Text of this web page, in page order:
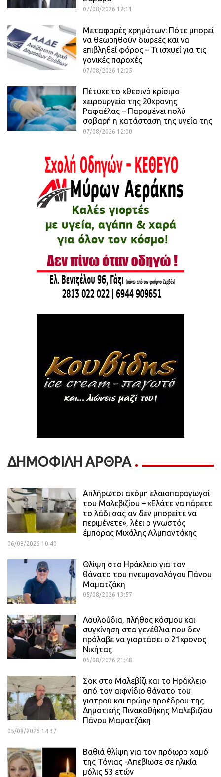
07/08/2026 12:11
Μεταφορές χρημάτων: Πότε μπορεί
να θεωρηθούν δωρεές και να
επιβληθεί φόρος – Τι ισχυεί για τις
γονικές παροχές
07/08/2026 12:05
Πέτυχε το χθεσινό κρίσιμο
χειρουργείο της 20χρονης
Ραφαέλας – Παραμένει πολύ
σοβαρή η κατάσταση της υγεία της
07/08/2026 12:00
ΔΗΜΟΦΙΛΗ ΑΡΘΡΑ
Απλήρωτοι ακόμη ελαιοπαραγωγοί
του Μαλεβιζίου – «Ελάτε να πάρετε
το λάδι σας αν δεν μπορείτε να
περιμένετε», λέει ο γνωστός
έμπορας Μιχάλης Αλμπαντάκης
06/08/2026 10:40
Θλίψη στο Ηράκλειο για τον
θάνατο του πνευμονολόγου Πάνου
Μαματζάκη
05/08/2026 13:57
Λουλούδια, πλήθος κόσμου και
συγκίνηση στα γενέθλια που δεν
πρόλαβε να γιορτάσει ο 21χρονος
Νικήτας
05/08/2026 21:48
Σοκ στο Μαλεβίζι και το Ηράκλειο
από τον αιφνίδιο θάνατο του
γιατρού και πρώην προέδρου της
Δημοτικής Πινακοθήκης Μαλεβιζίου
Πάνου Μαματζάκη
05/08/2026 14:37
Βαθιά θλίψη για τον πρόωρο χαμό
της Τόνιας -Απεβίωσε σε ηλικία
μόλις 53 ετών